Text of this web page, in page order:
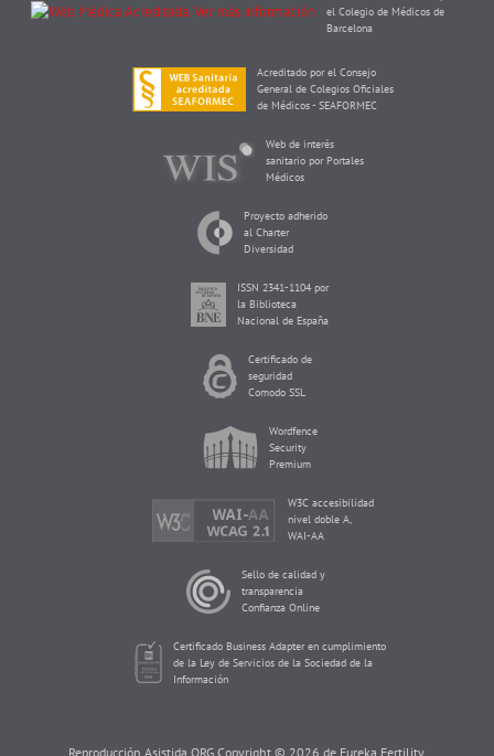
el Colegio de Médicos de
Barcelona
Acreditado por el Consejo
General de Colegios Oficiales
de Médicos - SEAFORMEC
Web de interés
sanitario por Portales
Médicos
Proyecto adherido
al Charter
Diversidad
ISSN 2341-1104 por
la Biblioteca
Nacional de España
Certificado de
seguridad
Comodo SSL
Wordfence
Security
Premium
W3C accesibilidad
nivel doble A,
WAI-AA
Sello de calidad y
transparencia
Confianza Online
Certificado Business Adapter en cumplimiento
de la Ley de Servicios de la Sociedad de la
Información
Reproducción Asistida ORG Copyright © 2026 de Eureka Fertility.